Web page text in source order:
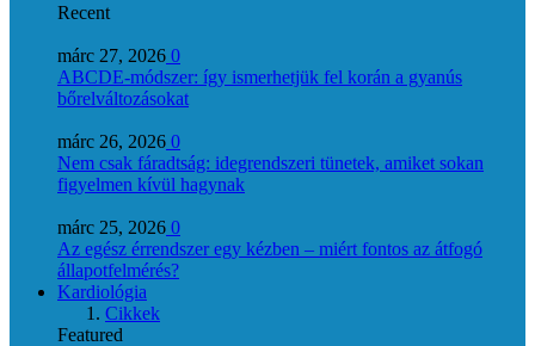
Recent
márc 27, 2026 0
ABCDE‑módszer: így ismerhetjük fel korán a gyanús
bőrelváltozásokat
márc 26, 2026 0
Nem csak fáradtság: idegrendszeri tünetek, amiket sokan
figyelmen kívül hagynak
márc 25, 2026 0
Az egész érrendszer egy kézben – miért fontos az átfogó
állapotfelmérés?
Kardiológia
Cikkek
Featured